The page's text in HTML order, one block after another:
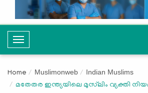
T
o
g
l
Home Muslimonweb Indian Muslims
മതേതര ഇന്ത്യയിലെ മുസ്‌ലിം വ്യക്തി